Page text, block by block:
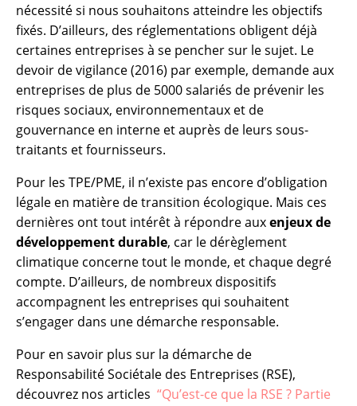
nécessité si nous souhaitons atteindre les objectifs
fixés. D’ailleurs, des réglementations obligent déjà
certaines entreprises à se pencher sur le sujet. Le
devoir de vigilance (2016) par exemple, demande aux
entreprises de plus de 5000 salariés de prévenir les
risques sociaux, environnementaux et de
gouvernance en interne et auprès de leurs sous-
traitants et fournisseurs.
Pour les TPE/PME, il n’existe pas encore d’obligation
légale en matière de transition écologique. Mais ces
dernières ont tout intérêt à répondre auxenjeux de
développement durable, car le dérèglement
climatique concerne tout le monde, et chaque degré
compte. D’ailleurs, de nombreux dispositifs
accompagnent les entreprises qui souhaitent
s’engager dans une démarche responsable.
Pour en savoir plus sur la démarche de
Responsabilité Sociétale des Entreprises (RSE),
découvrez nos articles “Qu’est-ce que la RSE ? Partie